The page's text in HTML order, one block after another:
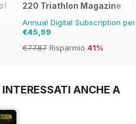
all Time
220 Triathlon Magazine
Annual Digital Subscription per
€45,99
€77.87 Risparmio 41%
INTERESSATI ANCHE A